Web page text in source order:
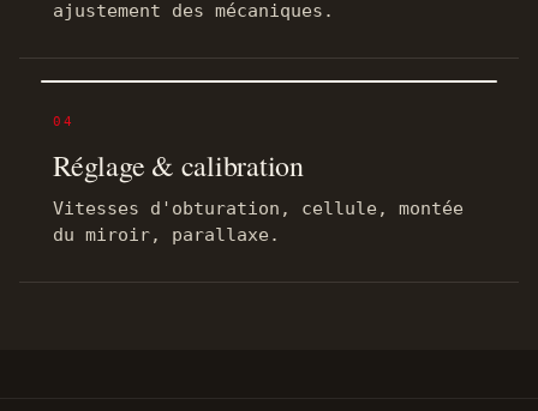
ajustement des mécaniques.
04
Réglage & calibration
Vitesses d'obturation, cellule, montée
du miroir, parallaxe.